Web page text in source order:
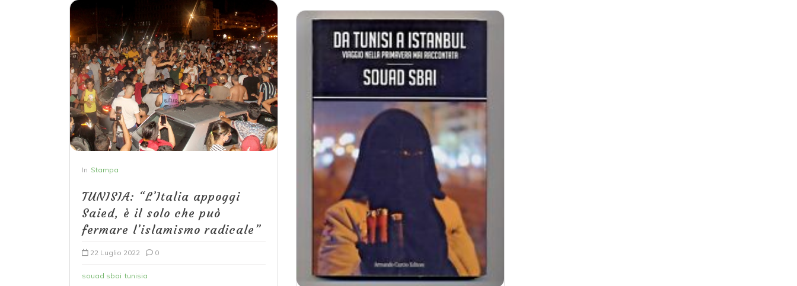
In Stampa
TUNISIA: “L’Italia appoggi
Saied, è il solo che può
fermare l’islamismo radicale”
22 Luglio 2022 0
souad sbai tunisia